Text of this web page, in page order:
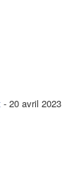
- 20 avril 2023